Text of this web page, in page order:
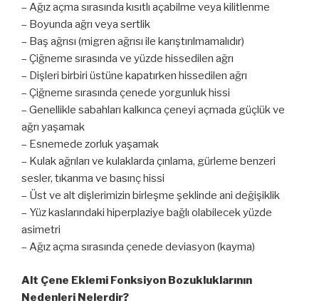
– Ağız açma sırasında kısıtlı açabilme veya kilitlenme
– Boyunda ağrı veya sertlik
– Baş ağrısı (migren ağrısı ile karıştırılmamalıdır)
– Çiğneme sırasında ve yüzde hissedilen ağrı
– Dişleri birbiri üstüne kapatırken hissedilen ağrı
– Çiğneme sırasında çenede yorgunluk hissi
– Genellikle sabahları kalkınca çeneyi açmada güçlük ve
ağrı yaşamak
– Esnemede zorluk yaşamak
– Kulak ağrıları ve kulaklarda çınlama, gürleme benzeri
sesler, tıkanma ve basınç hissi
– Üst ve alt dişlerimizin birleşme şeklinde ani değişiklik
– Yüz kaslarındaki hiperplaziye bağlı olabilecek yüzde
asimetri
– Ağız açma sırasında çenede deviasyon (kayma)
Alt Çene Eklemi Fonksiyon Bozukluklarının
Nedenleri Nelerdir?